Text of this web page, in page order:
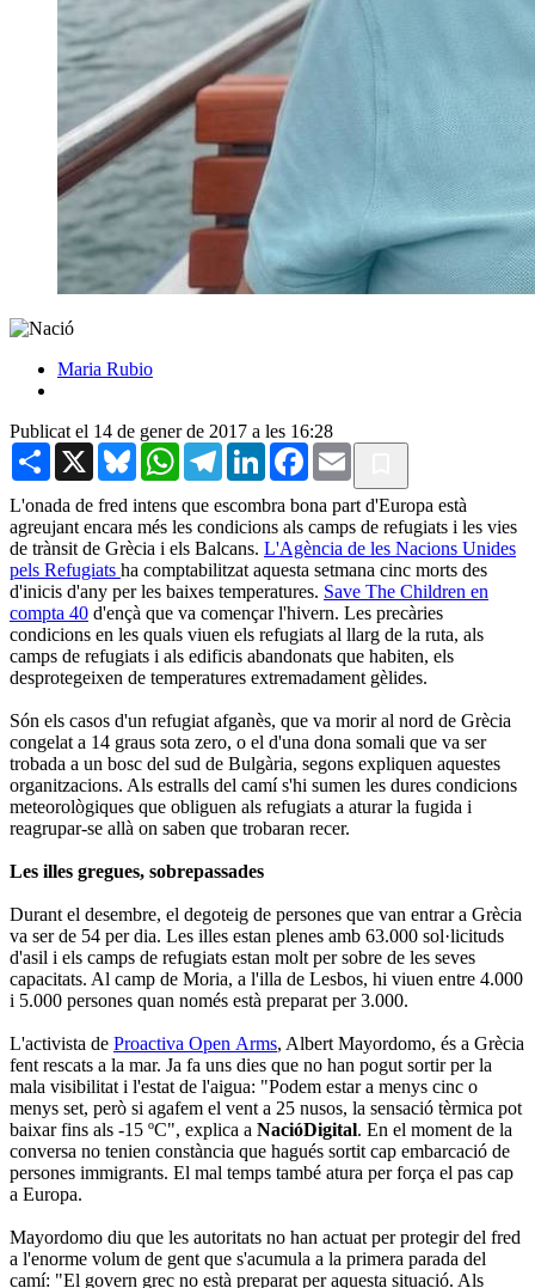
Maria Rubio
Publicat el 14 de gener de 2017 a les 16:28
Share X BlueskyWhatsAppTelegramLinkedInFacebook
Email
L'onada de fred intens que escombra bona part d'Europa està
agreujant encara més les condicions als camps de refugiats i les vies
de trànsit de Grècia i els Balcans. L'Agència de les Nacions Unides
pels Refugiats ha comptabilitzat aquesta setmana cinc morts des
d'inicis d'any per les baixes temperatures. Save The Children en
compta 40 d'ençà que va començar l'hivern. Les precàries
condicions en les quals viuen els refugiats al llarg de la ruta, als
camps de refugiats i als edificis abandonats que habiten, els
desprotegeixen de temperatures extremadament gèlides.
Són els casos d'un refugiat afganès, que va morir al nord de Grècia
congelat a 14 graus sota zero, o el d'una dona somali que va ser
trobada a un bosc del sud de Bulgària, segons expliquen aquestes
organitzacions. Als estralls del camí s'hi sumen les dures condicions
meteorològiques que obliguen als refugiats a aturar la fugida i
reagrupar-se allà on saben que trobaran recer.
Les illes gregues, sobrepassades
Durant el desembre, el degoteig de persones que van entrar a Grècia
va ser de 54 per dia. Les illes estan plenes amb 63.000 sol·licituds
d'asil i els camps de refugiats estan molt per sobre de les seves
capacitats. Al camp de Moria, a l'illa de Lesbos, hi viuen entre 4.000
i 5.000 persones quan només està preparat per 3.000.
L'activista de Proactiva Open Arms, Albert Mayordomo, és a Grècia
fent rescats a la mar. Ja fa uns dies que no han pogut sortir per la
mala visibilitat i l'estat de l'aigua: "Podem estar a menys cinc o
menys set, però si agafem el vent a 25 nusos, la sensació tèrmica pot
baixar fins als -15 ºC", explica a NacióDigital. En el moment de la
conversa no tenien constància que hagués sortit cap embarcació de
persones immigrants. El mal temps també atura per força el pas cap
a Europa.
Mayordomo diu que les autoritats no han actuat per protegir del fred
a l'enorme volum de gent que s'acumula a la primera parada del
camí: "El govern grec no està preparat per aquesta situació. Als